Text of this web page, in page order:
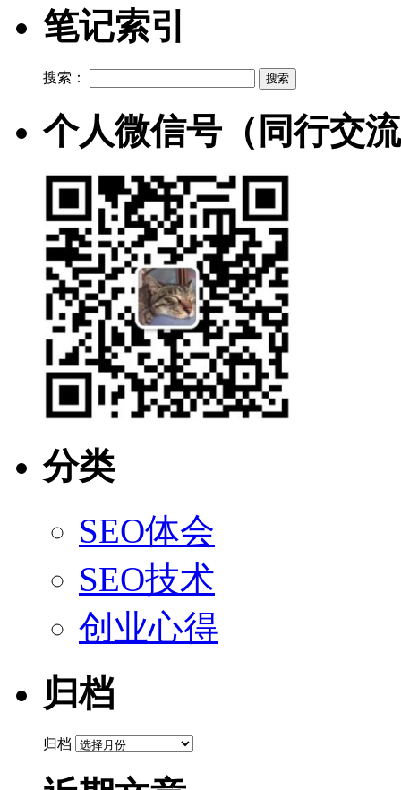
笔记索引
搜索：
个人微信号（同行交
分类
SEO体会
SEO技术
创业心得
归档
归档